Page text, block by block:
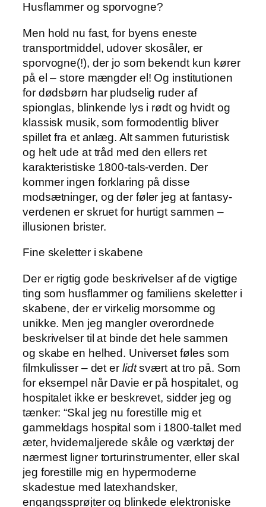
Husflammer og sporvogne?
Men hold nu fast, for byens eneste
transportmiddel, udover skosåler, er
sporvogne(!), der jo som bekendt kun kører
på el – store mængder el! Og institutionen
for dødsbørn har pludselig ruder af
spionglas, blinkende lys i rødt og hvidt og
klassisk musik, som formodentlig bliver
spillet fra et anlæg. Alt sammen futuristisk
og helt ude at tråd med den ellers ret
karakteristiske 1800-tals-verden. Der
kommer ingen forklaring på disse
modsætninger, og der føler jeg at fantasy-
verdenen er skruet for hurtigt sammen –
illusionen brister.
Fine skeletter i skabene
Der er rigtig gode beskrivelser af de vigtige
ting som husflammer og familiens skeletter i
skabene, der er virkelig morsomme og
unikke. Men jeg mangler overordnede
beskrivelser til at binde det hele sammen
og skabe en helhed. Universet føles som
filmkulisser – det er lidtsvært at tro på. Som
for eksempel når Davie er på hospitalet, og
hospitalet ikke er beskrevet, sidder jeg og
tænker: “Skal jeg nu forestille mig et
gammeldags hospital som i 1800-tallet med
æter, hvidemaljerede skåle og værktøj der
nærmest ligner torturinstrumenter, eller skal
jeg forestille mig en hypermoderne
skadestue med latexhandsker,
engangssprøjter og blinkede elektroniske